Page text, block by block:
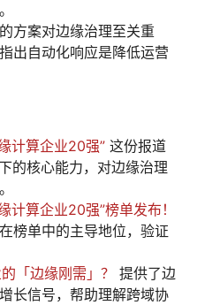
方案对边缘治理至关重
出自动化响应是降低运营
计算企业20强” 这份报道
的核心能力，对边缘治理
算企业20强”榜单发布！
榜单中的主导地位，验证
「边缘刚需」？
提供了边
长信号，帮助理解跨域协